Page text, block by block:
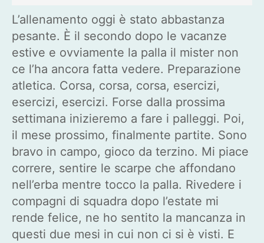
L’allenamento oggi è stato abbastanza
pesante. È il secondo dopo le vacanze
estive e ovviamente la palla il mister non
ce l’ha ancora fatta vedere. Preparazione
atletica. Corsa, corsa, corsa, esercizi,
esercizi, esercizi. Forse dalla prossima
settimana inizieremo a fare i palleggi. Poi,
il mese prossimo, finalmente partite. Sono
bravo in campo, gioco da terzino. Mi piace
correre, sentire le scarpe che affondano
nell’erba mentre tocco la palla. Rivedere i
compagni di squadra dopo l’estate mi
rende felice, ne ho sentito la mancanza in
questi due mesi in cui non ci si è visti. E